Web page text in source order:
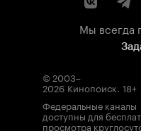
Мы всегда
© 2003–
2026 Кинопоиск. 18+
Федеральные каналы
доступны для
просмотра